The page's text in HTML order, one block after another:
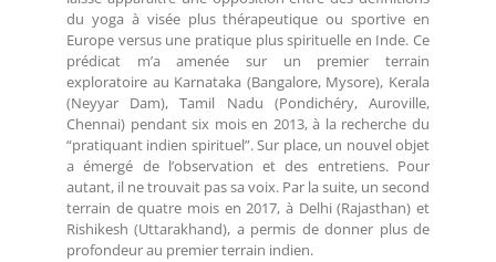
du yoga à visée plus thérapeutique ou sportive en
Europe versus une pratique plus spirituelle en Inde. Ce
prédicat m’a amenée sur un premier terrain
exploratoire au Karnataka (Bangalore, Mysore), Kerala
(Neyyar Dam), Tamil Nadu (Pondichéry, Auroville,
Chennai) pendant six mois en 2013, à la recherche du
“pratiquant indien spirituel”. Sur place, un nouvel objet
a émergé de l’observation et des entretiens. Pour
autant, il ne trouvait pas sa voix. Par la suite, un second
terrain de quatre mois en 2017, à Delhi (Rajasthan) et
Rishikesh (Uttarakhand), a permis de donner plus de
profondeur au premier terrain indien.